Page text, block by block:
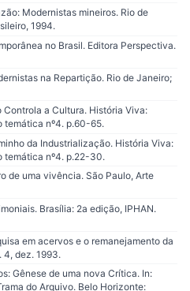
Modernistas mineiros. Rio de
1994.
no Brasil. Editora Perspectiva.
na Repartição. Rio de Janeiro;
Controla a Cultura. História Viva:
temática nº4. p.60-65.
da Industrialização. História Viva:
temática nº4. p.22-30.
de uma vivência. São Paulo, Arte
Brasília: 2a edição, IPHAN.
em acervos e o remanejamento da
4, dez. 1993.
Gênese de uma nova Crítica. In:
do Arquivo. Belo Horizonte: